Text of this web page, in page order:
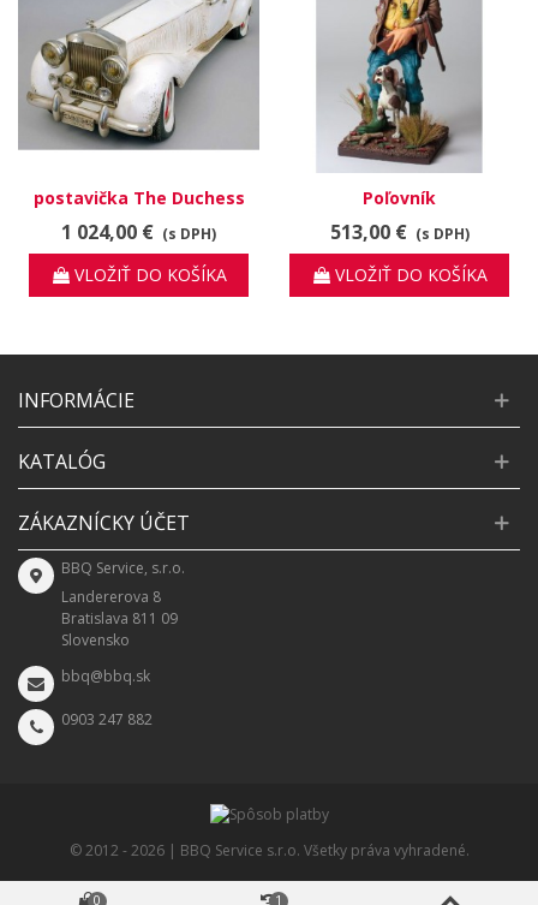
postavička The Duchess
1 024,00 € (s DPH)
VLOŽIŤ DO KOŠÍKA
Poľovník
513,00 € (s DPH)
VLOŽIŤ DO KOŠÍKA
INFORMÁCIE
KATALÓG
ZÁKAZNÍCKY ÚČET
BBQ Service, s.r.o.
Landererova 8
Bratislava 811 09
Slovensko
bbq@bbq.sk
0903 247 882
© 2012 -2026 | BBQ Service s.r.o. Všetky práva vyhradené.
0 1